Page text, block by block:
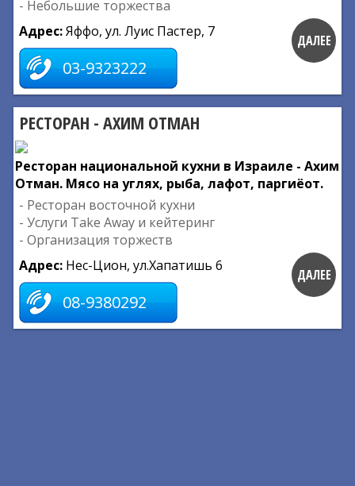
- Небольшие торжества
Адрес:Яффо, ул. Луис Пастер, 7
03-9323222
ДАЛЕЕ
РЕСТОРАН - АХИМ ОТМАН
Ресторан национальной кухни в Израиле - Ахим
Отман. Мясо на углях, рыба, лафот, паргиёот.
- Ресторан восточной кухни
- Услуги Take Away и кейтеринг
- Организация торжеств
Адрес: Нес-Цион, ул.Хапатишь 6
08-9380292
ДАЛЕЕ